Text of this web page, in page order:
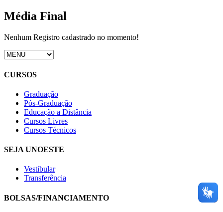
Média Final
Nenhum Registro cadastrado no momento!
CURSOS
Graduação
Pós-Graduação
Educação a Distância
Cursos Livres
Cursos Técnicos
SEJA UNOESTE
Vestibular
Transferência
BOLSAS/FINANCIAMENTO